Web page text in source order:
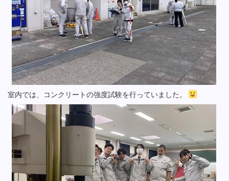
室内では、コンクリートの強度試験を行っていました。